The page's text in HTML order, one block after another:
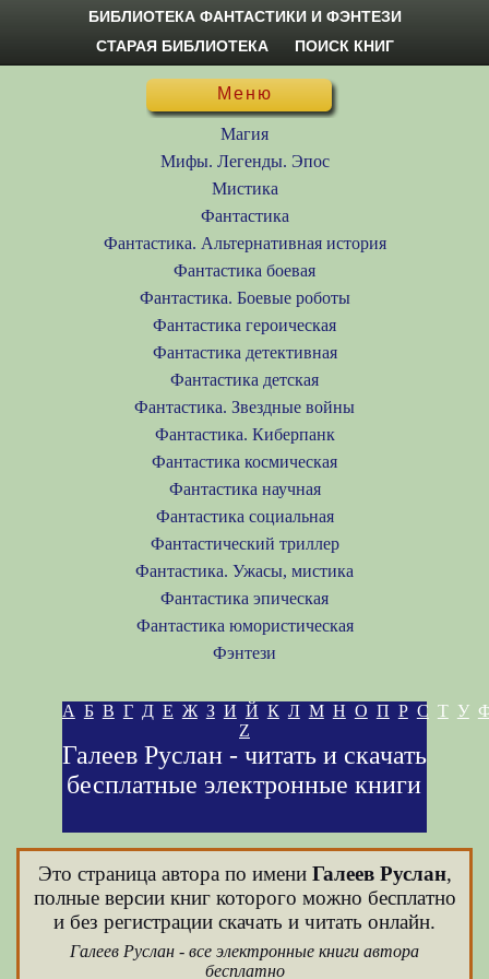
БИБЛИОТЕКА ФАНТАСТИКИ И ФЭНТЕЗИ
СТАРАЯ БИБЛИОТЕКА
ПОИСК КНИГ
Меню
Магия
Мифы. Легенды. Эпос
Мистика
Фантастика
Фантастика. Альтернативная история
Фантастика боевая
Фантастика. Боевые роботы
Фантастика героическая
Фантастика детективная
Фантастика детская
Фантастика. Звездные войны
Фантастика. Киберпанк
Фантастика космическая
Фантастика научная
Фантастика социальная
Фантастический триллер
Фантастика. Ужасы, мистика
Фантастика эпическая
Фантастика юмористическая
Фэнтези
А Б В Г Д Е Ж З И Й К Л М Н О П Р С Т У
Z
Галеев Руслан - читать и скачать
бесплатные электронные книги
Это страница автора по имени Галеев Руслан,
полные версии книг которого можно бесплатно
и без регистрации скачать и читать онлайн.
Галеев Руслан - все электронные книги автора
бесплатно